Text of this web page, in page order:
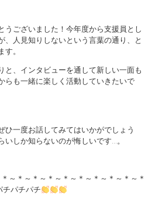
うございました！今年度から支援員とし
、人見知りしないという言葉の通り、と
。
と、インタビューを通して新しい一面も
らも一緒に楽しく活動していきたいで
ひ一度お話してみてはいかがでしょう
しか知らないのが悔しいです…。
～＊～＊～＊～＊～＊～＊～＊～＊～＊
パチパチ